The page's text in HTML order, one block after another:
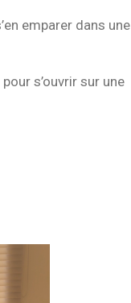
emparer dans une
s’ouvrir sur une